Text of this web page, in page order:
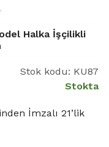
|
Halka İşçilikli
Stok kodu: KU87
Stokta
İmzalı 21’lik